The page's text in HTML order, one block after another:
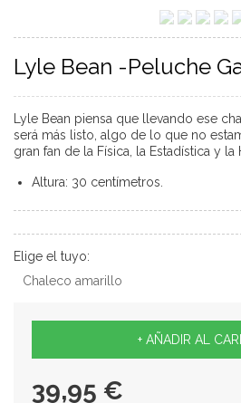
Lyle Bean -Peluche
Lyle Bean piensa que llevando ese
será más listo, algo de lo que no
gran fan de la Física, la Estadística y la
Altura: 30 centímetros.
Elige el tuyo:
Chaleco amarillo
+ AÑADIR AL
39,95 €